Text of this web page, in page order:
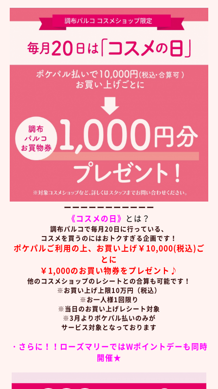
ーーーーーーーーーーー
《コスメの日》 とは？
調布パルコで毎月20日に行っている、
コスメを買うのにはおトクすぎる企画です！
ポケパルご利用の上、お買い上げ￥10,000(税込)ご
とに
￥1,000のお買い物券をプレゼント♪
他のコスメショップのレシートとの合算も可能です！
※お買い上げ上限10万円（税込）
※お一人様1回限り
※当日のお買い上げレシート対象
※3月よりポケパル払いのみが
サービス対象となっております
・さらに！！ローズマリーではWポイントデーも同時
開催★